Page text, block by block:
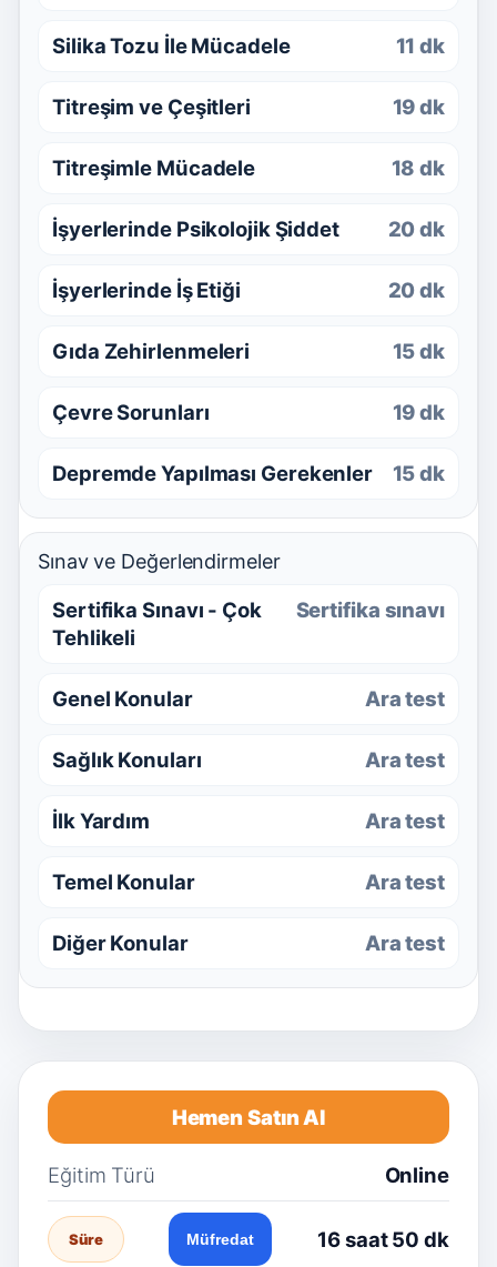
Silika Tozu İle Mücadele 11 dk
Titreşim ve Çeşitleri 19 dk
Titreşimle Mücadele 18 dk
İşyerlerinde Psikolojik Şiddet 20 dk
İşyerlerinde İş Etiği 20 dk
Gıda Zehirlenmeleri 15 dk
Çevre Sorunları 19 dk
Depremde Yapılması Gerekenler 15 dk
Sınav ve Değerlendirmeler
Sertifika Sınavı - Çok
Tehlikeli
Sertifika sınavı
Genel Konular Ara test
Sağlık Konuları Ara test
İlk Yardım Ara test
Temel Konular Ara test
Diğer Konular Ara test
Hemen Satın Al
Eğitim Türü Online
Süre Müfredat 16 saat 50 dk